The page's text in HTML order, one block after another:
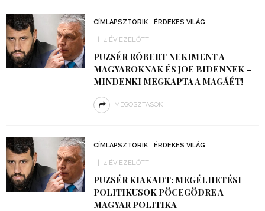
CÍMLAPSZTORIK ÉRDEKES VILÁG
4 ÉV EZELŐTT
PUZSÉR RÓBERT NEKIMENT A
MAGYAROKNAK ÉS JOE BIDENNEK –
MINDENKI MEGKAPTA A MAGÁÉT!
MEGOSZTÁSOK
CÍMLAPSZTORIK ÉRDEKES VILÁG
4 ÉV EZELŐTT
PUZSÉR KIAKADT: MEGÉLHETÉSI
POLITIKUSOK PÖCEGÖDRE A
MAGYAR POLITIKA